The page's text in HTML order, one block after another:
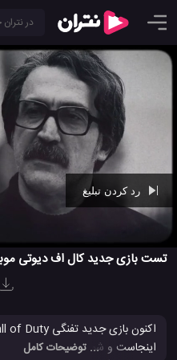
00:29
تست بازی جدید کال اف دیوتی موبایل
اینجاست و شما می توانید تست
... توضیحات کامل